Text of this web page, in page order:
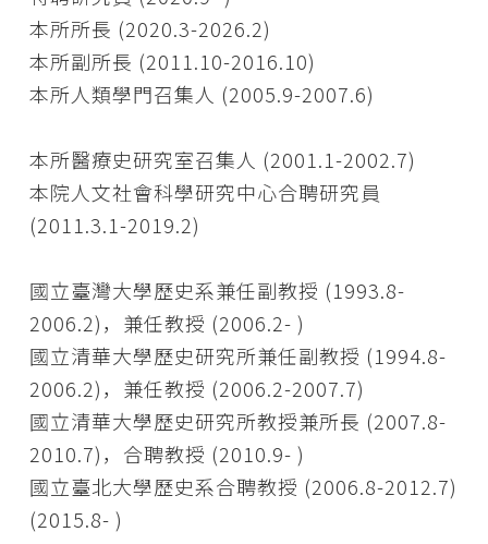
本所所長 (2020.3-2026.2)
本所副所長 (2011.10-2016.10)
本所人類學門召集人 (2005.9-2007.6)
本所醫療史研究室召集人 (2001.1-2002.7)
本院人文社會科學研究中心合聘研究員
(2011.3.1-2019.2)
國立臺灣大學歷史系兼任副教授 (1993.8-
2006.2)，兼任教授 (2006.2- )
國立清華大學歷史研究所兼任副教授 (1994.8-
2006.2)，兼任教授 (2006.2-2007.7)
國立清華大學歷史研究所教授兼所長 (2007.8-
2010.7)，合聘教授 (2010.9- )
國立臺北大學歷史系合聘教授 (2006.8-2012.7)
(2015.8- )